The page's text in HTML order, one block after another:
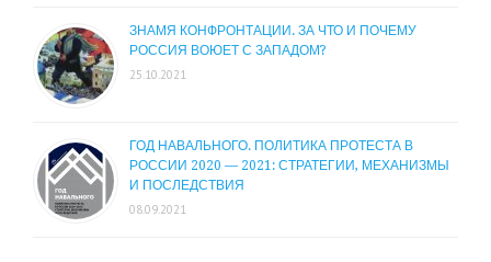
ЗНАМЯ КОНФРОНТАЦИИ. ЗА ЧТО И ПОЧЕМУ
РОССИЯ ВОЮЕТ С ЗАПАДОМ?
25.10.2021
ГОД НАВАЛЬНОГО. ПОЛИТИКА ПРОТЕСТА В
РОССИИ 2020 — 2021: СТРАТЕГИИ, МЕХАНИЗМЫ
И ПОСЛЕДСТВИЯ
08.09.2021